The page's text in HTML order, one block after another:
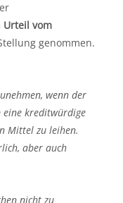
Urteil vom
genommen.
wenn der
kreditwürdige
Mittel zu leihen.
aber auch
nicht zu